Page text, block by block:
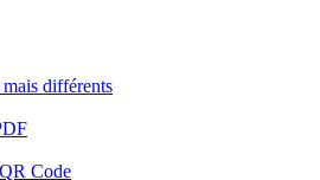
différents
Code